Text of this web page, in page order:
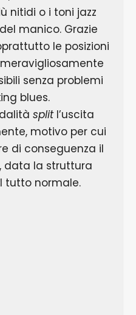
nitidi o i toni jazz
manico. Grazie
le posizioni
senza problemi
blues.
split l’uscita
motivo per cui
di conseguenza il
data la struttura
tutto normale.